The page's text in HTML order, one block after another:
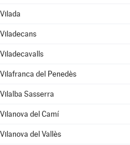
Vilada
Viladecans
Viladecavalls
Vilafranca del Penedès
Vilalba Sasserra
Vilanova del Camí
Vilanova del Vallès